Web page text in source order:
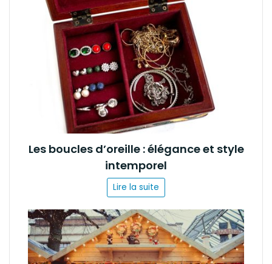
Les boucles d’oreille : élégance et style
intemporel
Lire la suite